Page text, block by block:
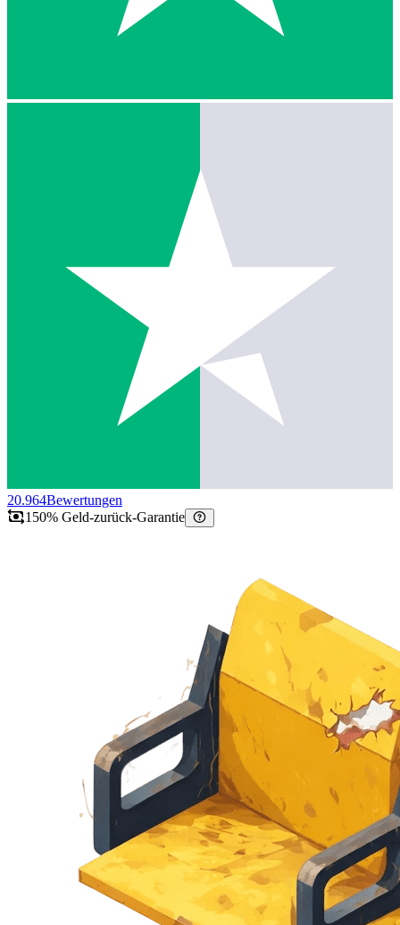
20.964Bewertungen
150% Geld-zurück-Garantie